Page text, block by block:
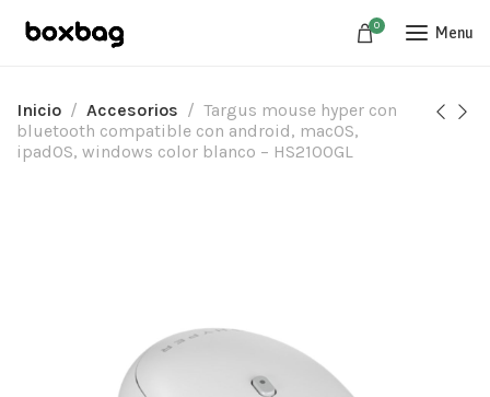
0 Menu
Inicio Accesorios
Targus mouse hyper con
bluetooth compatible con android, macOS,
ipadOS, windows color blanco – HS2100GL